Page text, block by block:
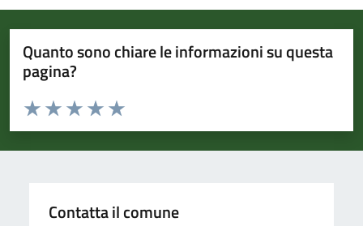
Quanto sono chiare le informazioni su questa
pagina?
Valuta da 1 a 5 stelle la pagina
Valuta 5 stelle su 5
Valuta 4 stelle su 5
Valuta 3 stelle su 5
Valuta 2 stelle su 5
Valuta 1 stelle su 5
Contatta il comune